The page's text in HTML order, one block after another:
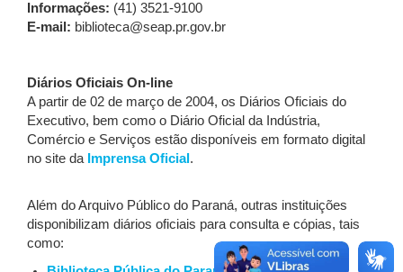
Informações: (41) 3521-9100
E-mail: biblioteca@seap.pr.gov.br
Diários Oficiais On-line
A partir de 02 de março de 2004, os Diários Oficiais do
Executivo, bem como o Diário Oficial da Indústria,
Comércio e Serviços estão disponíveis em formato digital
no site da Imprensa Oficial .
Além do Arquivo Público do Paraná, outras instituições
disponibilizam diários oficiais para consulta e cópias, tais
como: